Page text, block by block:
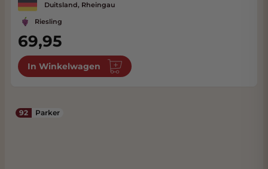
Duitsland, Rheingau
Riesling
69,95
In Winkelwagen
92 Parker